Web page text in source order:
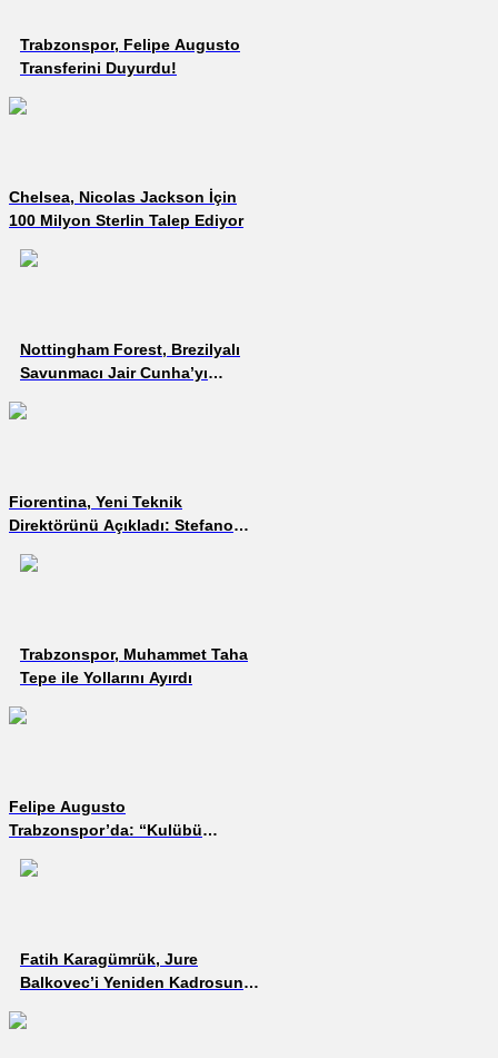
Trabzonspor, Felipe Augusto
Transferini Duyurdu!
Chelsea, Nicolas Jackson İçin
100 Milyon Sterlin Talep Ediyor
Nottingham Forest, Brezilyalı
Savunmacı Jair Cunha’yı
Fiorentina, Yeni Teknik
Direktörünü Açıkladı: Stefano
Trabzonspor, Muhammet Taha
Tepe ile Yollarını Ayırdı
Felipe Augusto
Trabzonspor’da: “Kulübü
Biliyordum”
Fatih Karagümrük, Jure
Balkovec’i Yeniden Kadrosuna